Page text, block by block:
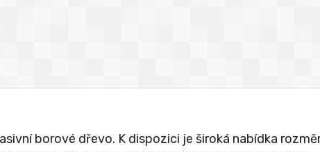
borové dřevo. K dispozici je široká nabídka